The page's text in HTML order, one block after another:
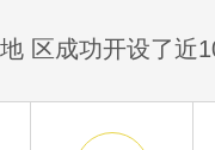
区成功开设了近